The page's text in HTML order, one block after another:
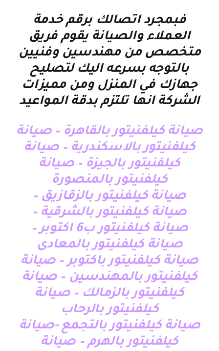
فبمجرد اتصالك برقم خدمة
العملاء والصيانة يقوم فريق
متخصص من مهندسين وفنيين
بالتوجه بسرعه اليك لتصليح
جهازك في المنزل ومن مميزات
الشركة انها تلتزم بدقة المواعيد
صيانة كيلفنيتور بالقاهرة – صيانة
كيلفنيتور بالاسكندرية – صيانة
كيلفنيتور بالجيزة – صيانة
كيلفنيتور بالمنصورة
صيانة كيلفنيتور بالزقازيق –
صيانة كيلفنيتور بالشرقية –
صيانة كيلفنيتور ب6 اكتوبر –
صيانة كيلفنيتور بالمعادى
صيانة كيلفنيتور باكتوبر – صيانة
كيلفنيتور بالمهندسين – صيانة
كيلفنيتور بالزمالك – صيانة
كيلفنيتور بالرحاب
صيانة كيلفنيتور بالتجمع -صيانة
كيلفنيتور بالهرم – صيانة